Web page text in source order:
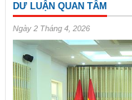
DƯ LUẬN QUAN TÂM
Ngày 2 Tháng 4, 2026